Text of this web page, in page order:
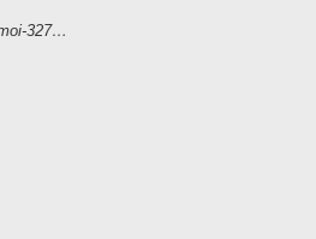
http://facebook.com/Toile-et-moi-327459350627274/